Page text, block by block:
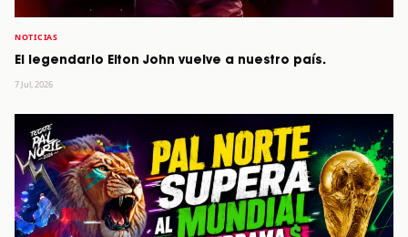
NOTICIAS
El legendario Elton John vuelve a nuestro país.
7 Jul, 2026